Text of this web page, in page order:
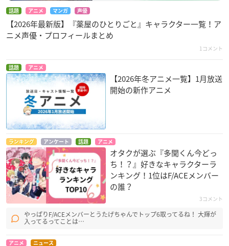
話題 アニメ マンガ 声優
【2026年最新版】『薬屋のひとりごと』キャラクター一覧！ア
ニメ声優・プロフィールまとめ
1コメント
話題 アニメ
【2026年冬アニメ一覧】1月放送
開始の新作アニメ
ランキング アンケート 話題 アニメ
オタクが選ぶ『多聞くん今どっ
ち！？』好きなキャラクターラ
ンキング！1位はF/ACEメンバー
の誰？
3コメント
やっぱりF/ACEメンバーとうたげちゃんでトップ6取ってるね！ 大輝が
入ってるってことは…
アニメ ニュース